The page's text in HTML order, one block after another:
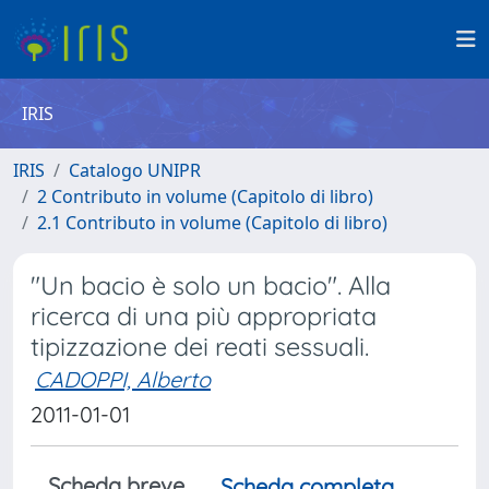
IRIS
IRIS
Catalogo UNIPR
2 Contributo in volume (Capitolo di libro)
2.1 Contributo in volume (Capitolo di libro)
"Un bacio è solo un bacio". Alla
ricerca di una più appropriata
tipizzazione dei reati sessuali.
CADOPPI, Alberto
2011-01-01